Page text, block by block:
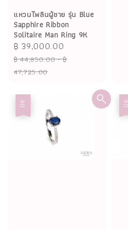
แหวนไพลินผู้ชาย รุ่น Blue
Sapphire Ribbon
Solitaire Man Ring 9K
Sale
price
฿ 39,000.00
฿ 44,850.00-฿
47,725.00
ลด ลด